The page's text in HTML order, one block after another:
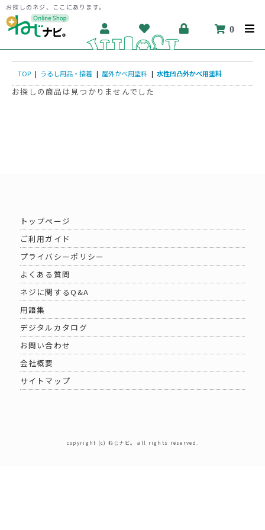
お探しのネジ、ここにあります。
0
TOP | うるし用品・接着 | 屋外かべ用塗料 | 水性凹凸外かべ用塗料
お探しの商品は見つかりませんでした
トップページ
ご利用ガイド
プライバシーポリシー
よくある質問
ネジに関するQ&A
用語集
デジタルカタログ
お問い合わせ
会社概要
サイトマップ
copyright (c) ねじナビ。 all rights reserved.